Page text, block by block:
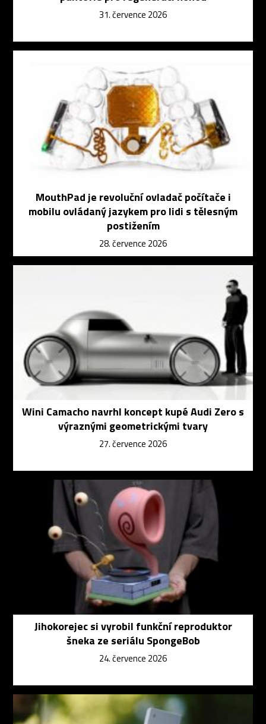
31. července 2026
MouthPad je revoluční ovladač počítače i
mobilu ovládaný jazykem pro lidi s tělesným
postižením
28. července 2026
Wini Camacho navrhl koncept kupé Audi Zero s
výraznými geometrickými tvary
27. července 2026
Jihokorejec si vyrobil funkční reproduktor
šneka ze seriálu SpongeBob
24. července 2026